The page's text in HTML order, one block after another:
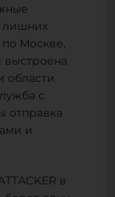
лишних
Москве,
выстроена
области
с
отправка
и
в